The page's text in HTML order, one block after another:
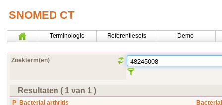
SNOMED CT
Terminologie Referentiesets Demo
Zoekterm(en)
Resultaten ( 1 van 1)
P Bacterial arthritis